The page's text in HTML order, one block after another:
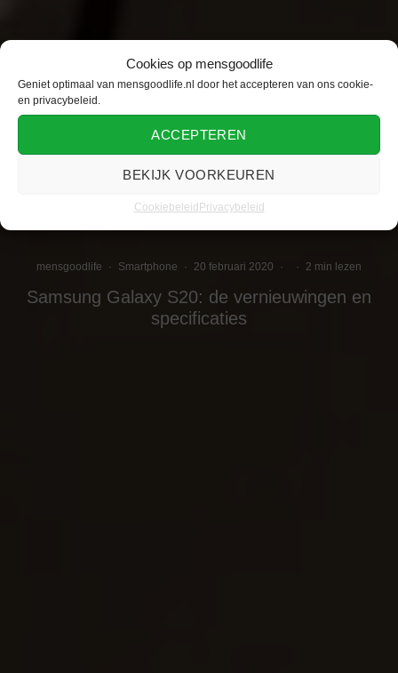
Cookies op mensgoodlife
Geniet optimaal van mensgoodlife.nl door het accepteren van ons cookie-
en privacybeleid.
ACCEPTEREN
BEKIJK VOORKEUREN
Cookiebeleid Privacybeleid
mensgoodlife · Smartphone · 20 februari 2020 · · 2 min lezen
Samsung Galaxy S20: de vernieuwingen en
specificaties